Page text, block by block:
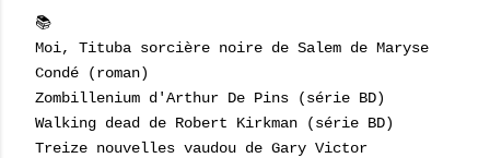
📚
Moi, Tituba sorcière noire de Salem de Maryse
Condé (roman)
Zombillenium d'Arthur De Pins (série BD)
Walking dead de Robert Kirkman (série BD)
Treize nouvelles vaudou de Gary Victor